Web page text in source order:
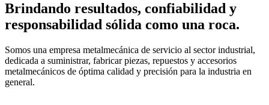
Brindando resultados, confiabilidad y
responsabilidad sólida como una roca.
Somos una empresa metalmecánica de servicio al sector industrial,
dedicada a suministrar, fabricar piezas, repuestos y accesorios
metalmecánicos de óptima calidad y precisión para la industria en
general.